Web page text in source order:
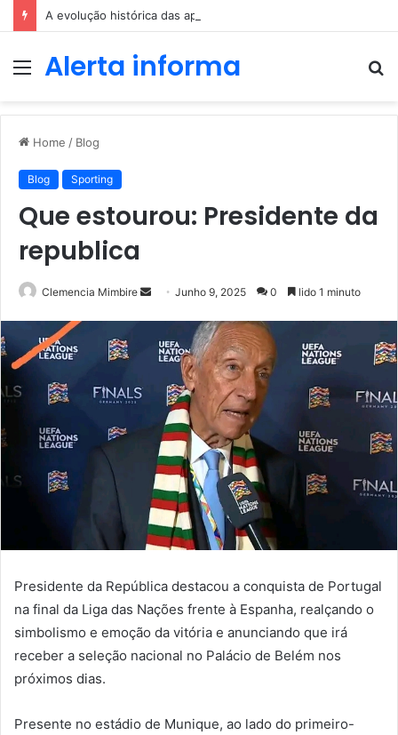
A evolução histórica das apostas ao longo dos séculos
MenuAlerta informa
Home / Blog
Blog Sporting
Que estourou: Presidente da
republica
Clemencia Mimbire
SendJunho 9, 2025 0 lido 1 minuto
Presidente da República destacou a conquista de Portugal
na final da Liga das Nações frente à Espanha, realçando o
simbolismo e emoção da vitória e anunciando que irá
receber a seleção nacional no Palácio de Belém nos
próximos dias.
Presente no estádio de Munique, ao lado do primeiro-